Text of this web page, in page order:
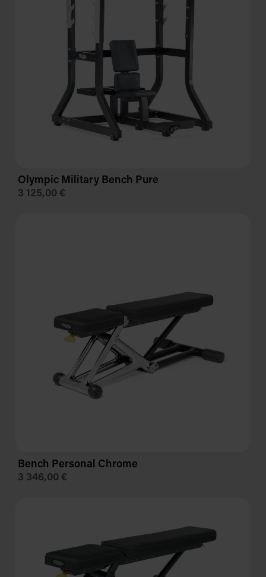
Olympic Military Bench Pure
3 125,00 €
Bench Personal Chrome
3 346,00 €